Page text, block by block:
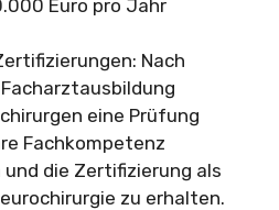
Euro pro Jahr
Nach
eine Prüfung
Fachkompetenz
die Zertifizierung als
zu erhalten.